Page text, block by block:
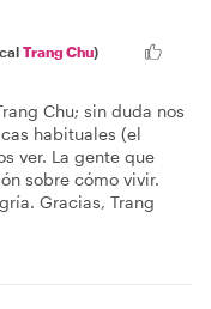
Trang Chu)
Chu; sin duda nos
habituales (el
ver. La gente que
sobre cómo vivir.
Gracias, Trang